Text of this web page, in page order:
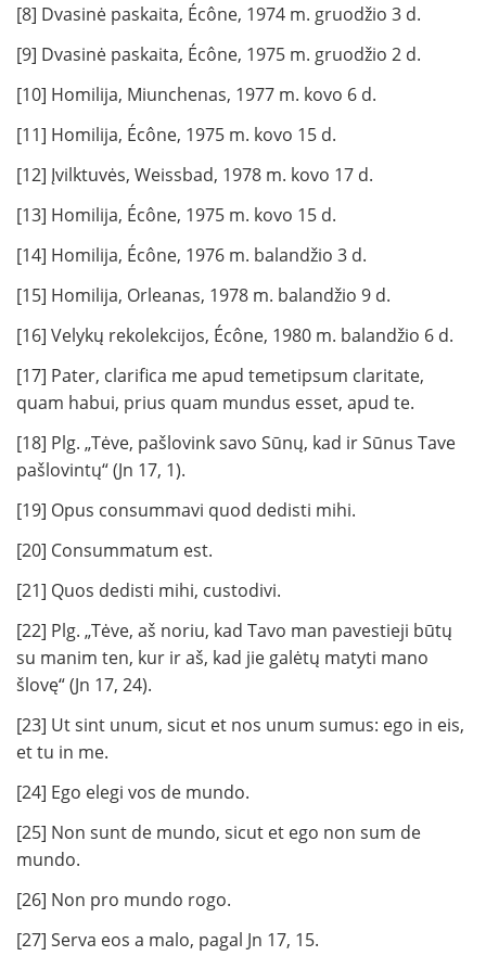
[8] Dvasinė paskaita, Écône, 1974 m. gruodžio 3 d.
[9] Dvasinė paskaita, Écône, 1975 m. gruodžio 2 d.
[10] Homilija, Miunchenas, 1977 m. kovo 6 d.
[11] Homilija, Écône, 1975 m. kovo 15 d.
[12] Įvilktuvės, Weissbad, 1978 m. kovo 17 d.
[13] Homilija, Écône, 1975 m. kovo 15 d.
[14] Homilija, Écône, 1976 m. balandžio 3 d.
[15] Homilija, Orleanas, 1978 m. balandžio 9 d.
[16] Velykų rekolekcijos, Écône, 1980 m. balandžio 6 d.
[17] Pater, clarifica me apud temetipsum claritate,
quam habui, prius quam mundus esset, apud te.
[18] Plg. „Tėve, pašlovink savo Sūnų, kad ir Sūnus Tave
pašlovintų“ (Jn 17, 1).
[19] Opus consummavi quod dedisti mihi.
[20] Consummatum est.
[21] Quos dedisti mihi, custodivi.
[22] Plg. „Tėve, aš noriu, kad Tavo man pavestieji būtų
su manim ten, kur ir aš, kad jie galėtų matyti mano
šlovę“ (Jn 17, 24).
[23] Ut sint unum, sicut et nos unum sumus: ego in eis,
et tu in me.
[24] Ego elegi vos de mundo.
[25] Non sunt de mundo, sicut et ego non sum de
mundo.
[26] Non pro mundo rogo.
[27] Serva eos a malo, pagal Jn 17, 15.